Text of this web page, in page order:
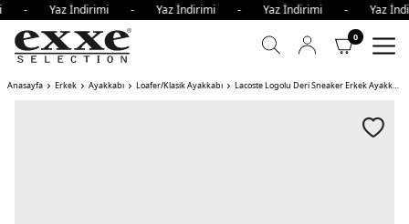
- Yaz İndirimi - Yaz İndirimi - Yaz İndirimi -
0
Anasayfa Erkek Ayakkabı Loafer/Klasik Ayakkabı Lacoste Logolu Deri Sneaker Erkek Ayakkabı